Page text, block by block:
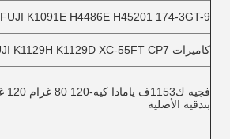
FUJI K1091E H4486E H45201 174-3GT-9
كاميرات FUJI K1129H K1129D XC-55FT CP7
بندقية الأصلية